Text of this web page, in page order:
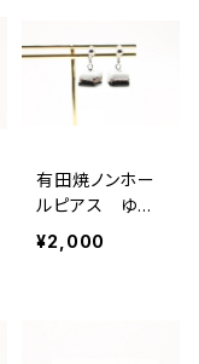
有田焼ノンホー
ルピアス ゆら
ゆらキューブ 3
¥2,000